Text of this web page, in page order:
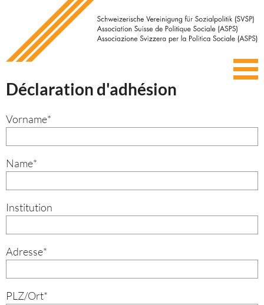
Déclaration d'adhésion
Vorname*
Name*
Institution
Adresse*
PLZ/Ort*